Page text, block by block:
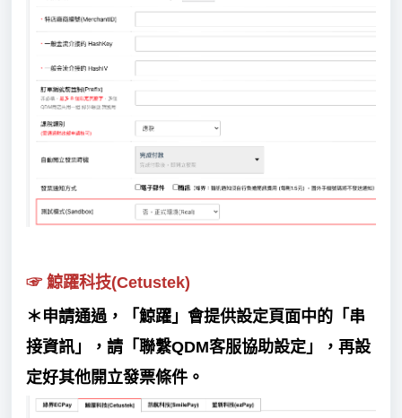
☞ 鯨躍科技(Cetustek)
＊申請通過，「鯨躍」會提供設定頁面中的「串
接資訊」，請「聯繫QDM客服協助設定」，再設
定好其他開立發票條件。